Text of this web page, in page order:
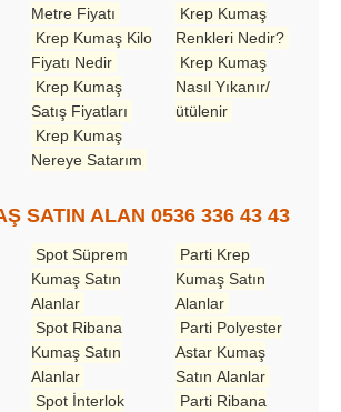
Metre Fiyatı
Krep Kumaş Kilo
Fiyatı Nedir
Krep Kumaş
Satış Fiyatları
Krep Kumaş
Nereye Satarım
Krep Kumaş
Renkleri Nedir?
Krep Kumaş
Nasıl Yıkanır/
ütülenir
SATIN ALAN 0536 336 43 43
Spot Süprem
Kumaş Satın
Alanlar
Spot Ribana
Kumaş Satın
Alanlar
Spot İnterlok
Parti Krep
Kumaş Satın
Alanlar
Parti Polyester
Astar Kumaş
Satın Alanlar
Parti Ribana